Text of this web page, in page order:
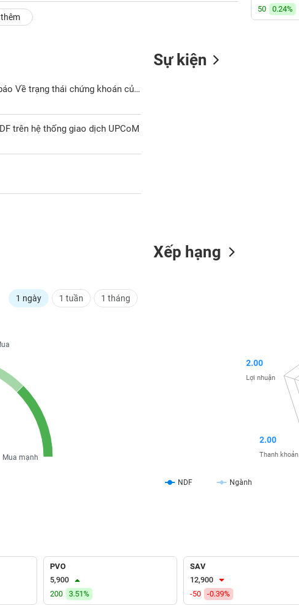
50
0.24%
NDF: Quyết định Về việc đưa vào diện cảnh báo và Thông báo Về trạng thái chứng khoán của cổ phiếu NDF trên hệ thống giao dịch UPCoM
trên hệ thống giao dịch UPCoM
Sự kiện
1 ngày 1 tuần 1 tháng
Mua mạnh
Xếp hạng
NDF Ngành
2.00
Thanh khoản
2.00
Lợi nhuận
PVO
5,900
200
3.51%
SAV
12,900
-50
-0.39%